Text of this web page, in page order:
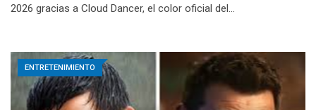
2026 gracias a Cloud Dancer, el color oficial del…
ENTRETENIMIENTO